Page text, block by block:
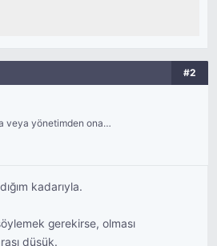
#2
veya yönetimden onay
kadarıyla.
gerekirse, olması
düşük.